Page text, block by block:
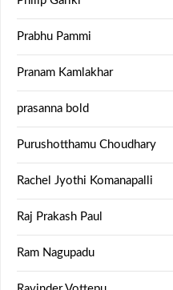
Prabhu Pammi
Pranam Kamlakhar
prasanna bold
Purushotthamu Choudhary
Rachel Jyothi Komanapalli
Raj Prakash Paul
Ram Nagupadu